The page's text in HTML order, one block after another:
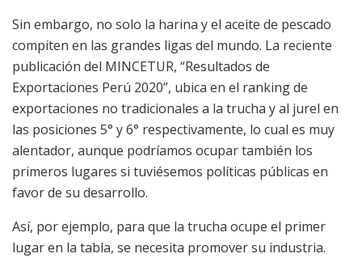
Sin embargo, no solo la harina y el aceite de pescado
compiten en las grandes ligas del mundo. La reciente
publicación del MINCETUR, “Resultados de
Exportaciones Perú 2020”, ubica en el ranking de
exportaciones no tradicionales a la trucha y al jurel en
las posiciones 5° y 6° respectivamente, lo cual es muy
alentador, aunque podríamos ocupar también los
primeros lugares si tuviésemos políticas públicas en
favor de su desarrollo.
Así, por ejemplo, para que la trucha ocupe el primer
lugar en la tabla, se necesita promover su industria.